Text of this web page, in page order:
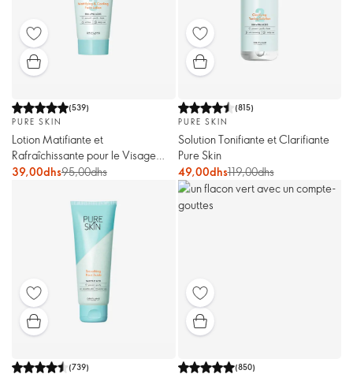
(539)
PURE SKIN
Lotion Matifiante et
Rafraîchissante pour le Visage
Pure Skin
39,00dhs95,00dhs
(815)
PURE SKIN
Solution Tonifiante et Clarifiante
Pure Skin
49,00dhs119,00dhs
(739)
(850)